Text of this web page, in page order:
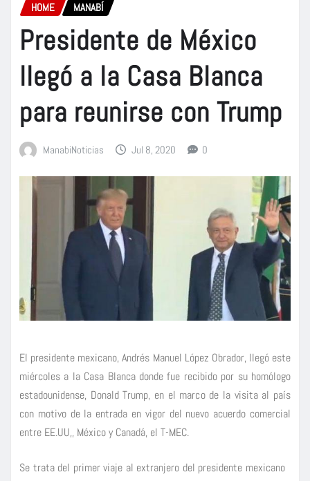
HOME MANABÍ
Presidente de México
llegó a la Casa Blanca
para reunirse con Trump
ManabiNoticias Jul 8, 2020 0
El presidente mexicano, Andrés Manuel López Obrador, llegó este
miércoles a la Casa Blanca donde fue recibido por su homólogo
estadounidense, Donald Trump, en el marco de la visita al país
con motivo de la entrada en vigor del nuevo acuerdo comercial
entre EE.UU,, México y Canadá, el T-MEC.
Se trata del primer viaje al extranjero del presidente mexicano